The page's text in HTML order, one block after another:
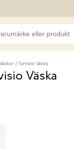
Väskor Tarvisio Väska
Väska